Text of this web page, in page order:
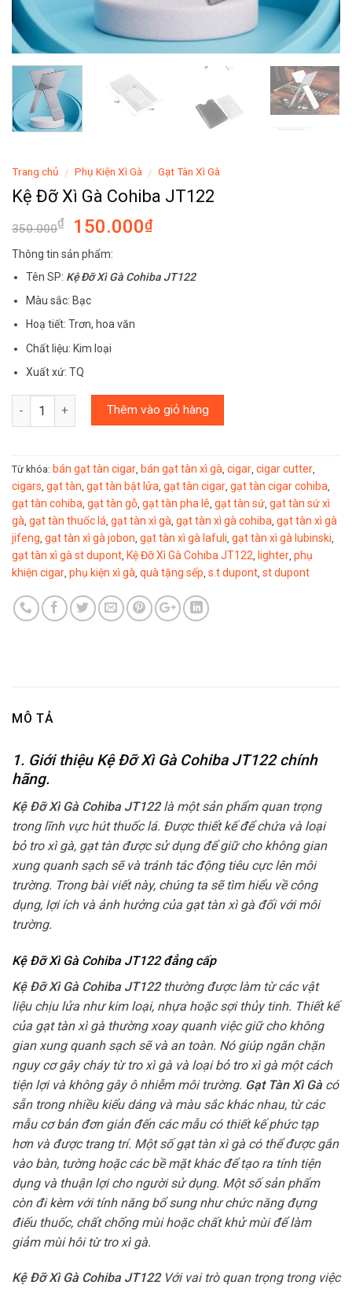
Trang chủ / Phụ Kiện Xì Gà / Gạt Tàn Xì Gà
Kệ Đỡ Xì Gà Cohiba JT122
350.000₫ 150.000₫
Thông tin sản phẩm:
Tên SP: Kệ Đỡ Xì Gà Cohiba JT122
Màu sắc: Bạc
Hoạ tiết: Trơn, hoa văn
Chất liệu: Kim loại
Xuất xứ: TQ
Số lượng Thêm vào giỏ hàng
Từ khóa: bán gạt tàn cigar, bán gạt tàn xì gà, cigar, cigar cutter,
cigars, gạt tàn, gạt tàn bật lửa, gạt tàn cigar, gạt tàn cigar cohiba,
gạt tàn cohiba, gạt tàn gỗ, gạt tàn pha lê, gạt tàn sứ, gạt tàn sứ xì
gà, gạt tàn thuốc lá, gạt tàn xì gà, gạt tàn xì gà cohiba, gạt tàn xì gà
jifeng, gạt tàn xì gà jobon, gạt tàn xì gà lafuli, gạt tàn xì gà lubinski,
gạt tàn xì gà st dupont, Kệ Đỡ Xì Gà Cohiba JT122, lighter, phụ
khiện cigar, phụ kiện xì gà, quà tặng sếp, s.t dupont, st dupont
MÔ TẢ
1. Giới thiệu Kệ Đỡ Xì Gà Cohiba JT122 chính
hãng.
Kệ Đỡ Xì Gà Cohiba JT122là một sản phẩm quan trọng
trong lĩnh vực hút thuốc lá. Được thiết kế để chứa và loại
bỏ tro xì gà, gạt tàn được sử dụng để giữ cho không gian
xung quanh sạch sẽ và tránh tác động tiêu cực lên môi
trường. Trong bài viết này, chúng ta sẽ tìm hiểu về công
dụng, lợi ích và ảnh hưởng của gạt tàn xì gà đối với môi
trường.
Kệ Đỡ Xì Gà Cohiba JT122 đẳng cấp
Kệ Đỡ Xì Gà Cohiba JT122 thường được làm từ các vật
liệu chịu lửa như kim loại, nhựa hoặc sợi thủy tinh. Thiết kế
của gạt tàn xì gà thường xoay quanh việc giữ cho không
gian xung quanh sạch sẽ và an toàn. Nó giúp ngăn chặn
nguy cơ gây cháy từ tro xì gà và loại bỏ tro xì gà một cách
tiện lợi và không gây ô nhiễm môi trường. Gạt Tàn Xì Gàcó
sẵn trong nhiều kiểu dáng và màu sắc khác nhau, từ các
mẫu cơ bản đơn giản đến các mẫu có thiết kế phức tạp
hơn và được trang trí. Một số gạt tàn xì gà có thể được gắn
vào bàn, tường hoặc các bề mặt khác để tạo ra tính tiện
dụng và thuận lợi cho người sử dụng. Một số sản phẩm
còn đi kèm với tính năng bổ sung như chức năng đựng
điếu thuốc, chất chống mùi hoặc chất khử mùi để làm
giảm mùi hôi từ tro xì gà.
Kệ Đỡ Xì Gà Cohiba JT122 Với vai trò quan trọng trong việc